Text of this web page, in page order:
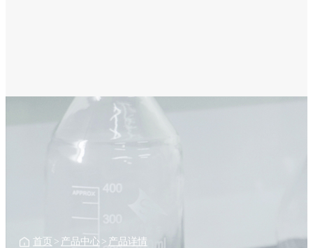
首页 > 产品中心 > 产品详情